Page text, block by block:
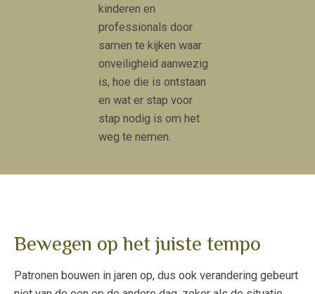
kinderen en
professionals door
samen te kijken waar
onveiligheid aanwezig
is, hoe die is ontstaan
en wat er stap voor
stap nodig is om het
weg te nemen.
Bewegen op het juiste tempo
Patronen bouwen in jaren op, dus ook verandering gebeurt